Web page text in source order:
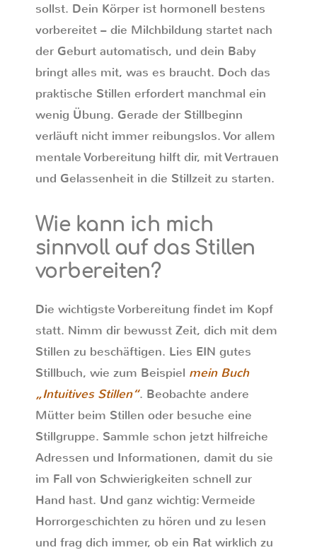
sollst. Dein Körper ist hormonell bestens
vorbereitet – die Milchbildung startet nach
der Geburt automatisch, und dein Baby
bringt alles mit, was es braucht. Doch das
praktische Stillen erfordert manchmal ein
wenig Übung. Gerade der Stillbeginn
verläuft nicht immer reibungslos. Vor allem
mentale Vorbereitung hilft dir, mit Vertrauen
und Gelassenheit in die Stillzeit zu starten.
Wie kann ich mich
sinnvoll auf das Stillen
vorbereiten?
Die wichtigste Vorbereitung findet im Kopf
statt. Nimm dir bewusst Zeit, dich mit dem
Stillen zu beschäftigen. Lies EIN gutes
Stillbuch, wie zum Beispiel mein Buch
„Intuitives Stillen“. Beobachte andere
Mütter beim Stillen oder besuche eine
Stillgruppe. Sammle schon jetzt hilfreiche
Adressen und Informationen, damit du sie
im Fall von Schwierigkeiten schnell zur
Hand hast. Und ganz wichtig: Vermeide
Horrorgeschichten zu hören und zu lesen
und frag dich immer, ob ein Rat wirklich zu